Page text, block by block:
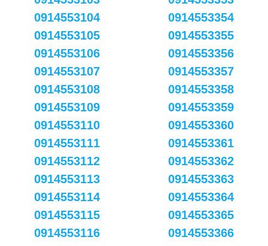
0914553104
0914553105
0914553106
0914553107
0914553108
0914553109
0914553110
0914553111
0914553112
0914553113
0914553114
0914553115
0914553116
0914553354
0914553355
0914553356
0914553357
0914553358
0914553359
0914553360
0914553361
0914553362
0914553363
0914553364
0914553365
0914553366